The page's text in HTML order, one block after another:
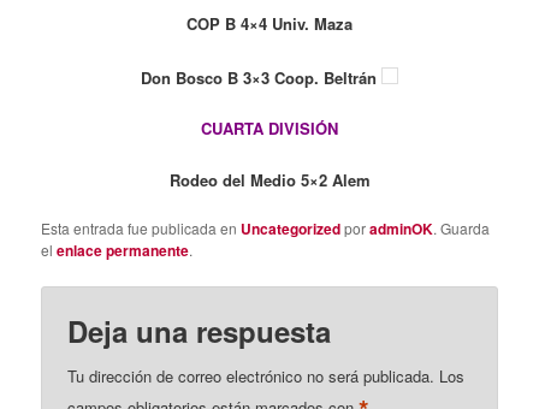
COP B 4×4 Univ. Maza
Don Bosco B 3×3 Coop. Beltrán
CUARTA DIVISIÓN
Rodeo del Medio 5×2 Alem
Esta entrada fue publicada en UncategorizedporadminOK. Guarda
elenlace permanente.
Deja una respuesta
Tu dirección de correo electrónico no será publicada. Los